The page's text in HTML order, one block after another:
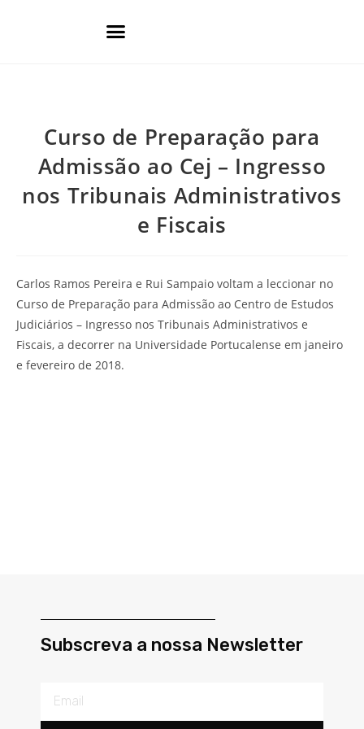
Curso de Preparação para
Admissão ao Cej – Ingresso
nos Tribunais Administrativos
e Fiscais
Carlos Ramos Pereira e Rui Sampaio voltam a leccionar no
Curso de Preparação para Admissão ao Centro de Estudos
Judiciários – Ingresso nos Tribunais Administrativos e
Fiscais, a decorrer na Universidade Portucalense em janeiro
e fevereiro de 2018.
Subscreva a nossa Newsletter